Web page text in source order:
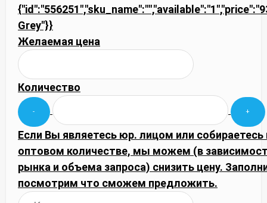
Grey"}}
Желаемая цена
Количество
Если Вы являетесь юр. лицом или собираетесь
оптовом количестве, мы можем (в
рынка и объема запроса) снизить цену.
посмотрим что сможем предложить.